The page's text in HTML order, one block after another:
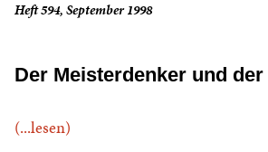
Heft 594, September 1998
Der Meisterdenker und
(...lesen)